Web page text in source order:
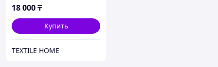
18 000₸
Купить
TEXTILE HOME